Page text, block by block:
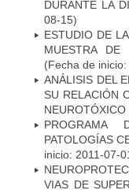
DURANTE LA
08-15)
ESTUDIO DE
MUESTRA DE
(Fecha de
ANÁLISIS DEL
SU RELACIÓN
NEUROTÓXICO
PROGRAMA
PATOLOGÍAS
inicio: 2011-07-
VIAS DE